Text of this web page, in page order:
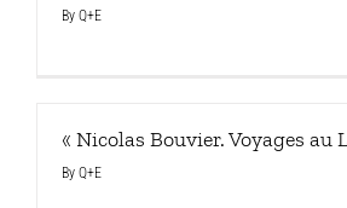
By Q+E
« Nicolas Bouvier. Voyages au
By Q+E